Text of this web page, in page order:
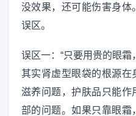
没效果，还可能伤害身体
误区。
误区一：“只要用贵的眼
其实肾虚型眼袋的根源在
滋养问题，护肤品只能作
部的问题。如果只靠眼霜